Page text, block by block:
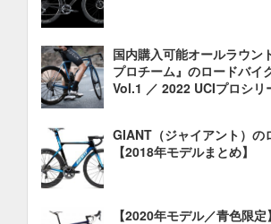
国内購入可能オールラウン
プロチーム』のロードバイ
Vol.1 ／ 2022 UCIプロシリ
GIANT（ジャイアント）の
【2018年モデルまとめ】
【2020年モデル／青色限